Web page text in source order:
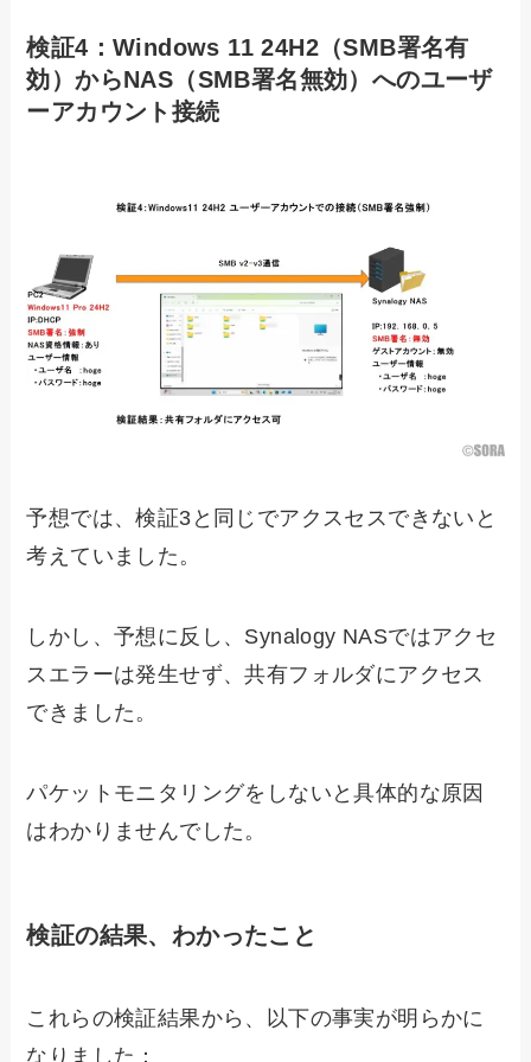
検証4：Windows 11 24H2（SMB署名有
効）からNAS（SMB署名無効）へのユーザ
ーアカウント接続
予想では、検証3と同じでアクスセスできないと
考えていました。
しかし、予想に反し、Synalogy NASではアクセ
スエラーは発生せず、共有フォルダにアクセス
できました。
パケットモニタリングをしないと具体的な原因
はわかりませんでした。
検証の結果、わかったこと
これらの検証結果から、以下の事実が明らかに
なりました：